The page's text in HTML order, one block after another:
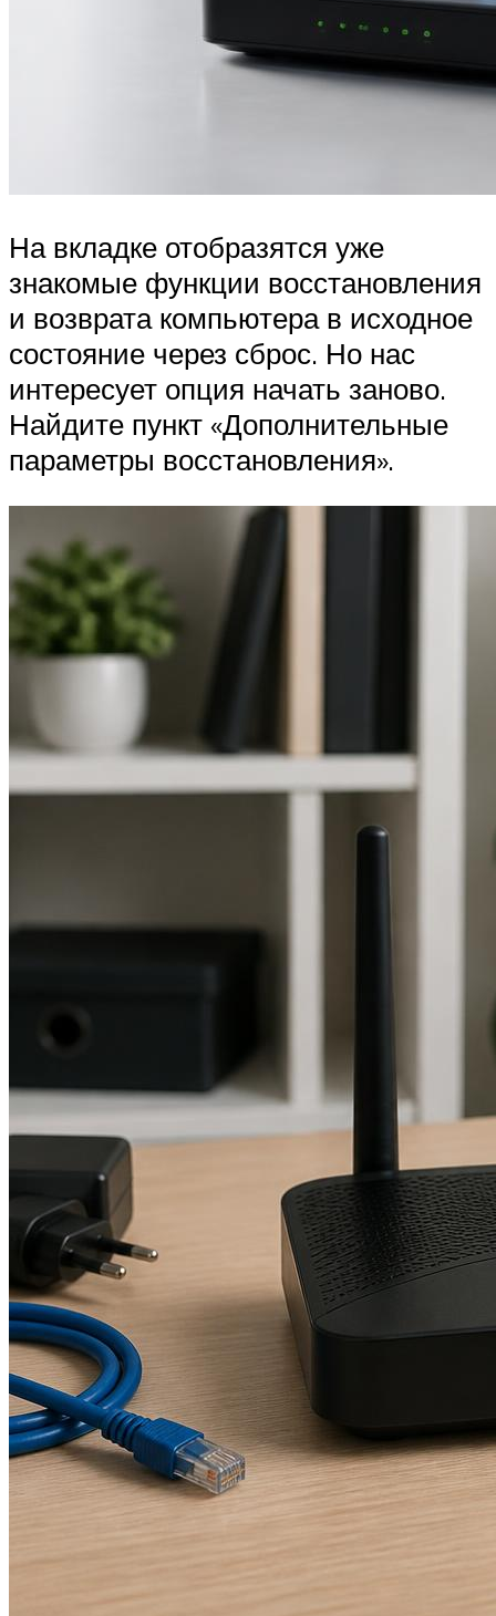
На вкладке отобразятся уже
знакомые функции восстановления
и возврата компьютера в исходное
состояние через сброс. Но нас
интересует опция начать заново.
Найдите пункт «Дополнительные
параметры восстановления».